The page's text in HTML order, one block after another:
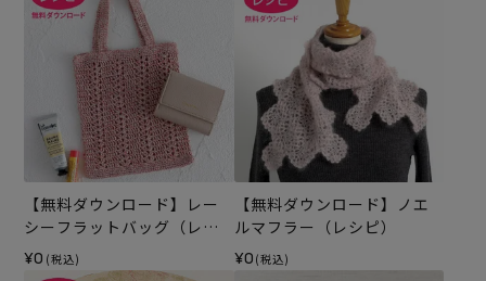
【無料ダウンロード】レー
シーフラットバッグ（レシ
ピ）
¥0 (税込)
【無料ダウンロード】ノエ
ルマフラー（レシピ）
¥0 (税込)